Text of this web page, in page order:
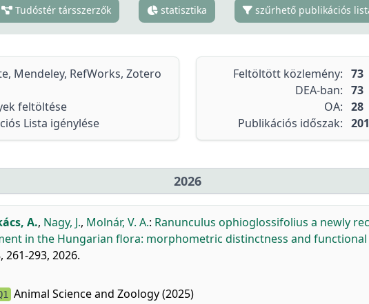
Tudóstér társszerzők statisztika szűrhető publikációs
Mendeley, RefWorks, Zotero
feltöltése
Lista igénylése
Feltöltött közlemény: 73
DEA-ban: 73
OA: 28
Publikációs időszak:
2026
A., Nagy, J., Molnár, V. A.: Ranunculus ophioglossifolius a newly
in the Hungarian flora: morphometric distinctness and
261-293, 2026.
Animal Science and Zoology (2025)